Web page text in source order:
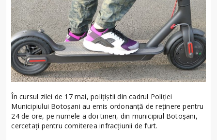
În cursul zilei de 17 mai, polițiștii din cadrul Poliției
Municipiului Botoșani au emis ordonanță de reținere pentru
24 de ore, pe numele a doi tineri, din municipiul Botoșani,
cercetați pentru comiterea infracțiunii de furt.